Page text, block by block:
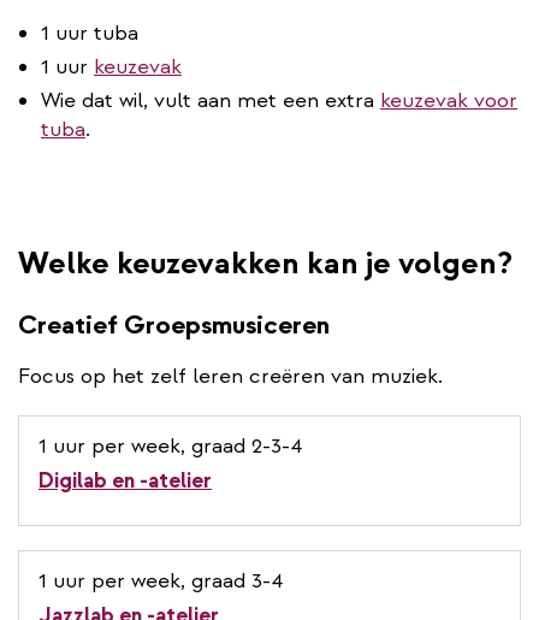
1 uur tuba
1 uur keuzevak
Wie dat wil, vult aan met een extra keuzevak voor
tuba.
Welke keuzevakken kan je volgen?
Creatief Groepsmusiceren
Focus op het zelf leren creëren van muziek.
1 uur per week, graad 2-3-4
Digilab en -atelier
1 uur per week, graad 3-4